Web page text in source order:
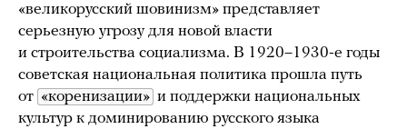
«великорусский шовинизм» представляет
серьезную угрозу для новой власти
и строительства социализма. В 1920–1930-е годы
советская национальная политика прошла путь
от «коренизации» и поддержки национальных
культур к доминированию русского языка